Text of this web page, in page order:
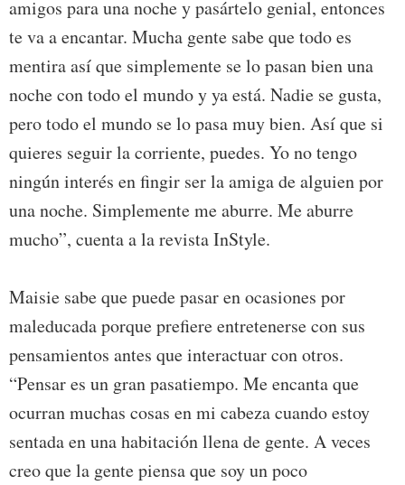
amigos para una noche y pasártelo genial, entonces
te va a encantar. Mucha gente sabe que todo es
mentira así que simplemente se lo pasan bien una
noche con todo el mundo y ya está. Nadie se gusta,
pero todo el mundo se lo pasa muy bien. Así que si
quieres seguir la corriente, puedes. Yo no tengo
ningún interés en fingir ser la amiga de alguien por
una noche. Simplemente me aburre. Me aburre
mucho”, cuenta a la revista InStyle.
Maisie sabe que puede pasar en ocasiones por
maleducada porque prefiere entretenerse con sus
pensamientos antes que interactuar con otros.
“Pensar es un gran pasatiempo. Me encanta que
ocurran muchas cosas en mi cabeza cuando estoy
sentada en una habitación llena de gente. A veces
creo que la gente piensa que soy un poco